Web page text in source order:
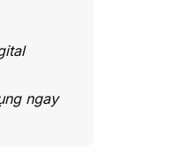
ngay